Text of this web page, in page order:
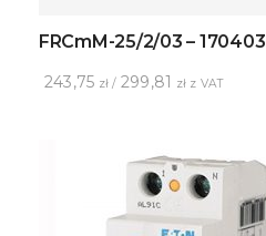
FRCmM-25/2/03 – 170403
243,75 zł / 299,81 zł z VAT